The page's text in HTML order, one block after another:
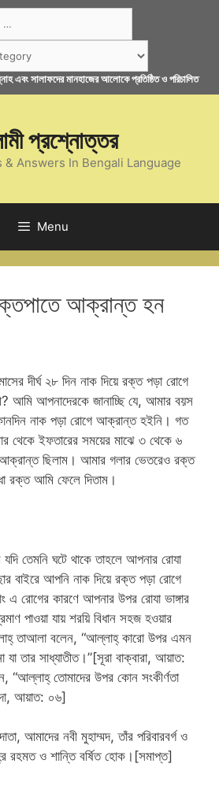
এবং সালাফদের মানহাজের আলোকে প্রতিষ্ঠিত ও পরিচালিত
প্রশ্নোত্তর
& Answers In Bengali Language
Menu
আক্রান্ত হন
দীর্ঘ ২৮ দিন নাক দিয়ে রক্ত পড়া রোগে
আপনাদেরকে জানাচ্ছি যে, আমার বয়স
নাক পড়া রোগে আক্রান্ত হইনি। গত
থেকে ইফতারের সময়ের মাঝে ৩ থেকে ৬
আক্রান্ত ছিলাম। আমার গলার ভেতরেও রক্ত
রক্ত আমি ফেলে দিতাম।
তেমনি ঘটে থাকে তাহলে আপনার রোযা
বাইরে আপনি নাক দিয়ে রক্ত পড়া রোগে
রোগের কারণে আপনার উপর রোযা ভাঙ্গার
পাওয়া যায় শরয়ি বিধান সহজ হওয়ার
তাআলা বলেন, “আল্লাহ্‌ কারো উপর এমন
যা তার সাধ্যাতীত।”[সূরা বাক্বারা, আয়াত:
তোমাদের উপর কোন সংকীর্ণতা
আয়াত: ০৬]
আমাদের নবী মুহাম্মদ, তাঁর পরিবারবর্গ ও
রহমত ও শান্তি বর্ষিত হোক।[সমাপ্ত]